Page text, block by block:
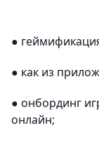
●
● как из
● онбординг
онлайн;